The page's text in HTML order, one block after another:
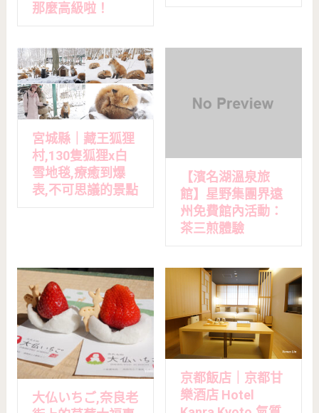
那麼高級啦！
宮城縣｜藏王狐狸
村,130隻狐狸x白
雪地毯,療癒到爆
表,不可思議的景點
【濱名湖溫泉旅
館】星野集團界遠
州免費館內活動：
茶三煎體驗
大仏いちご,奈良老
京都飯店｜京都甘
樂酒店 Hotel